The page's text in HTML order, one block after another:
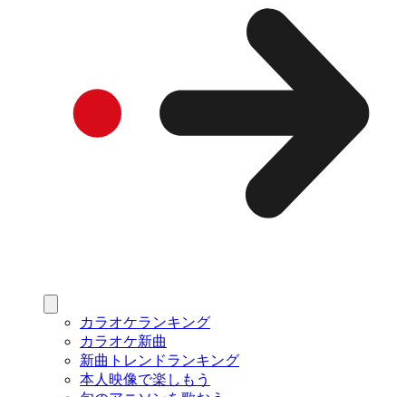
カラオケランキング
カラオケ新曲
新曲トレンドランキング
本人映像で楽しもう